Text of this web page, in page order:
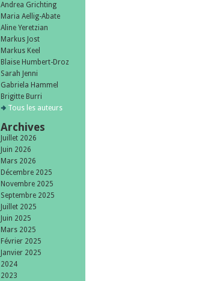
Andrea Grichting
Maria Aellig-Abate
Aline Yeretzian
Markus Jost
Markus Keel
Blaise Humbert-Droz
Sarah Jenni
Gabriela Hammel
Brigitte Burri
Tous les auteurs
Archives
Juillet 2026
Juin 2026
Mars 2026
Décembre 2025
Novembre 2025
Septembre 2025
Juillet 2025
Juin 2025
Mars 2025
Février 2025
Janvier 2025
2024
2023